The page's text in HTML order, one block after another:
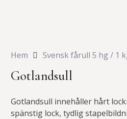
Hem Svensk fårull 5 hg / 1
Gotlandsull
Gotlandsull innehåller hårt
spänstig lock, tydlig